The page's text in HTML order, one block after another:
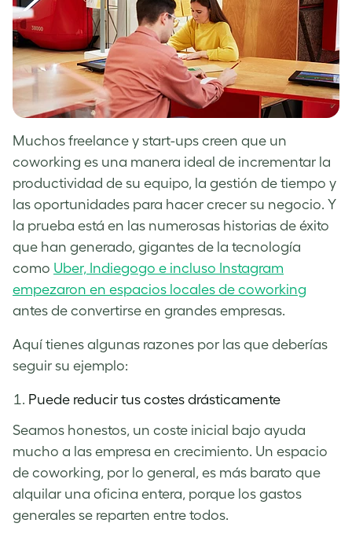
Muchos freelance y start-ups creen que un
coworking es una manera ideal de incrementar la
productividad de su equipo, la gestión de tiempo y
las oportunidades para hacer crecer su negocio. Y
la prueba está en las numerosas historias de éxito
que han generado, gigantes de la tecnología
como Uber, Indiegogo e incluso Instagram
empezaron en espacios locales de coworking
antes de convertirse en grandes empresas.
Aquí tienes algunas razones por las que deberías
seguir su ejemplo:
Puede reducir tus costes drásticamente
Seamos honestos, un coste inicial bajo ayuda
mucho a las empresa en crecimiento. Un espacio
de coworking, por lo general, es más barato que
alquilar una oficina entera, porque los gastos
generales se reparten entre todos.